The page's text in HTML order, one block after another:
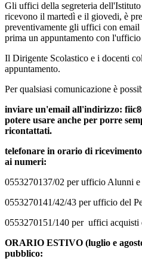
Gli uffici della segreteria
ricevono il martedì e il giovedi, è
preventivamente gli uffici con email
prima un appuntamento con l'ufficio
Il Dirigente Scolastico e i docenti
appuntamento.
Per qualsiasi comunicazione è
inviare un'email all'indirizzo:
potere usare anche per porre
ricontattati.
telefonare in orario di
ai numeri:
0553270137/02 per ufficio Alunni
0553270141/42/43 per ufficio del
0553270151/140 per uffici acquisti
ORARIO ESTIVO (luglio e
pubblico: